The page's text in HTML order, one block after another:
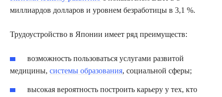
миллиардов долларов и уровнем безработицы в 3,1 %.
Трудоустройство в Японии имеет ряд преимуществ:
возможность пользоваться услугами развитой
медицины, системы образования, социальной сферы;
высокая вероятность построить карьеру у тех, кто